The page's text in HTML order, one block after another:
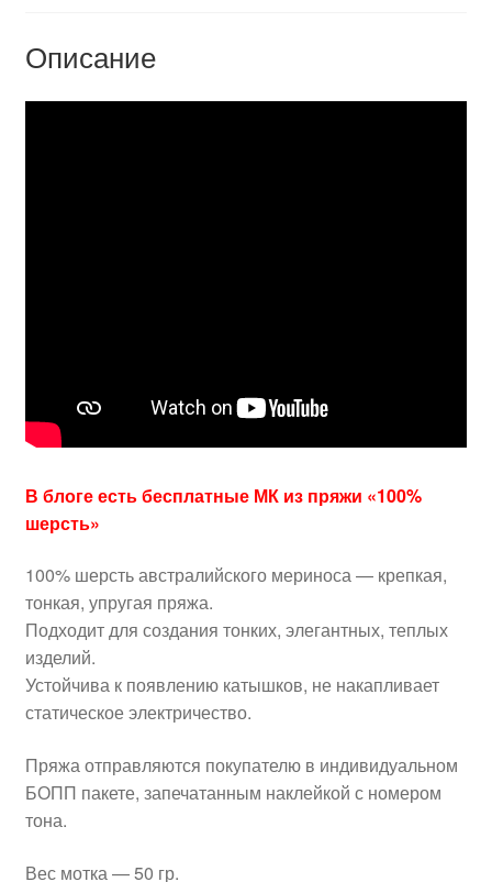
Описание
В блоге есть бесплатные МК из пряжи «100%
шерсть»
100% шерсть австралийского мериноса — крепкая,
тонкая, упругая пряжа.
Подходит для создания тонких, элегантных, теплых
изделий.
Устойчива к появлению катышков, не накапливает
статическое электричество.
Пряжа отправляются покупателю в индивидуальном
БОПП пакете, запечатанным наклейкой с номером
тона.
Вес мотка — 50 гр.